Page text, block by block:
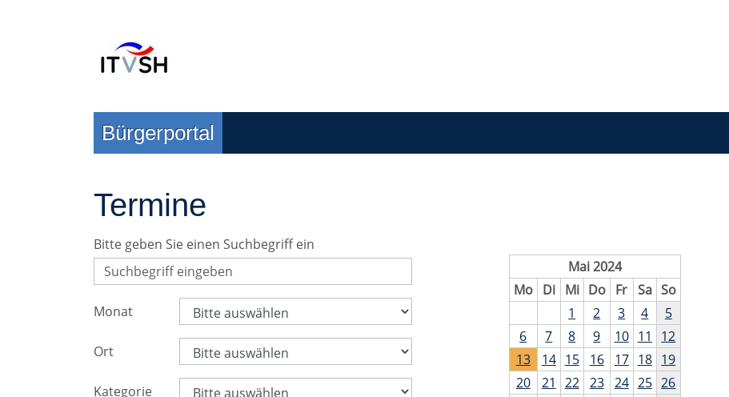
Bürgerportal
Termine
Mai 2024
Mo
Di Mi Do Fr Sa So
1
2 3 4
5
6
7 8 9 10 11
12
13
14 15 16 17 18 19
20
21 22 23 24 25 26
Bitte geben Sie einen Suchbegriff ein
Monat
Ort
Kategorie